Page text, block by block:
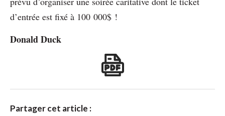
d’entrée est fixé à 100 000$ !
Donald Duck
Partager cet article :